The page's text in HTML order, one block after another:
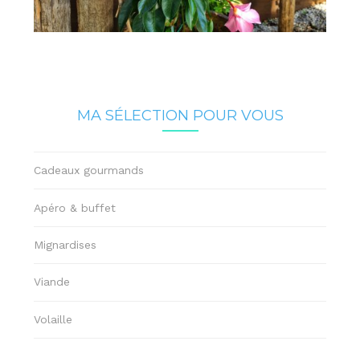
MA SÉLECTION POUR VOUS
Cadeaux gourmands
Apéro & buffet
Mignardises
Viande
Volaille